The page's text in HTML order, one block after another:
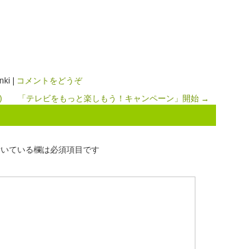
コメントをどうぞ
「テレビをもっと楽しもう！キャンペーン」開始 →
ている欄は必須項目です